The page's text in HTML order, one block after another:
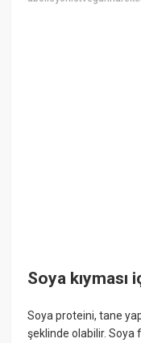
Soya kıyması
Soya proteini, tane
şeklinde olabilir. Soya